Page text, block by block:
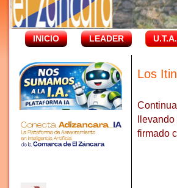
INICIO LEADER
Los
firmado